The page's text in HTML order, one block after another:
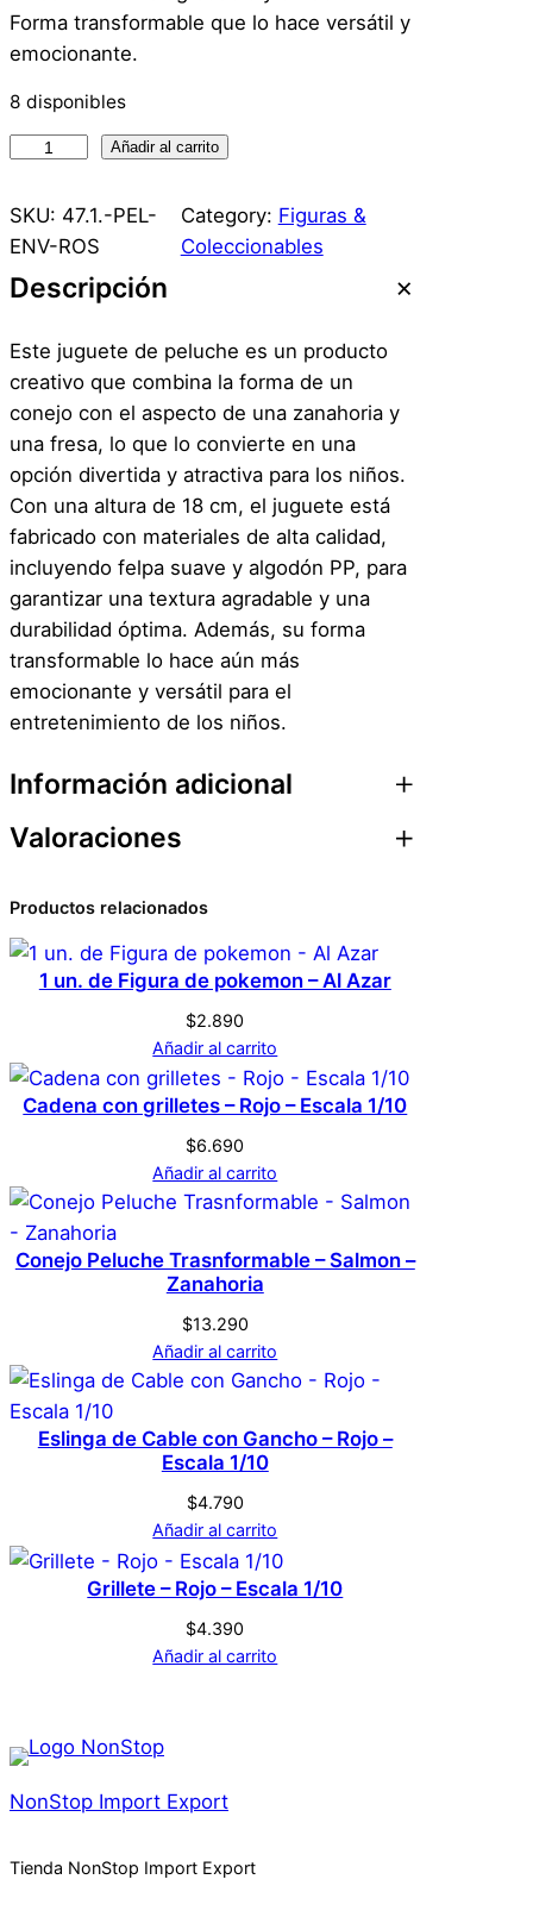
Forma transformable que lo hace versátil y
emocionante.
8 disponibles
n
e
j
o
e
l
u
c
h
e
T
r
a
n
s
f
o
r
m
a
–
a
F
r
e
a
n
a
d
Añadir al carrito
SKU: 47.1.-PEL-
ENV-ROS
Category: Figuras &
Coleccionables
Descripción
Este juguete de peluche es un producto
creativo que combina la forma de un
conejo con el aspecto de una zanahoria y
una fresa, lo que lo convierte en una
opción divertida y atractiva para los niños.
Con una altura de 18 cm, el juguete está
fabricado con materiales de alta calidad,
incluyendo felpa suave y algodón PP, para
garantizar una textura agradable y una
durabilidad óptima. Además, su forma
transformable lo hace aún más
emocionante y versátil para el
entretenimiento de los niños.
Información adicional
cm
Genérica
Color Rosado
Valoraciones
0 valoraciones en
Conejo Peluche
Transformable –
Rosado – Fresa
No hay valoraciones aún. Solo los usuarios
registrados que hayan comprado este
producto pueden hacer una valoración.
Acceder
Productos relacionados
1 un. de Figura de pokemon – Al Azar
$2.890
Añadir al carrito
Cadena con grilletes – Rojo – Escala 1/10
$6.690
Añadir al carrito
Conejo Peluche Trasnformable – Salmon –
Zanahoria
$13.290
Añadir al carrito
Eslinga de Cable con Gancho – Rojo –
Escala 1/10
$4.790
Añadir al carrito
Grillete – Rojo – Escala 1/10
$4.390
Añadir al carrito
NonStop Import Export
Tienda NonStop Import Export